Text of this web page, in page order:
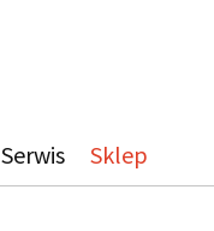
Serwis Sklep